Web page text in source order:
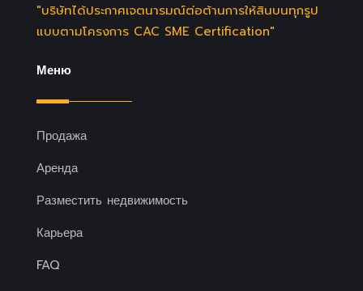
"บริษัทได้ประกาศเจตนารมณ์ต่อต้านการให้สินบนทุกรูป
แบบตามโครงการ CAC SME Certification"
Меню
Продажа
Аренда
Разместить недвижимость
Карьера
FAQ